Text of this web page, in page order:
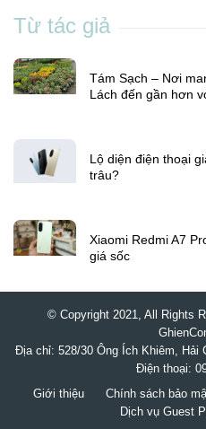
Từ tác giả
Tám Sạch – Nơi
Lách đến gần hơn
Lộ diện điện thoại
trâu?
Xiaomi Redmi A7
giá sốc
© Copyright 2021, All Rights
Địa chỉ: 528/30 Ông Ích Khiêm, Hải
Điện thoại:
Giới thiệu
Chính sách bảo
Dịch vụ Guest